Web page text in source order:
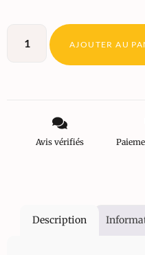
AJOUTER AU
Avis vérifiés
Description